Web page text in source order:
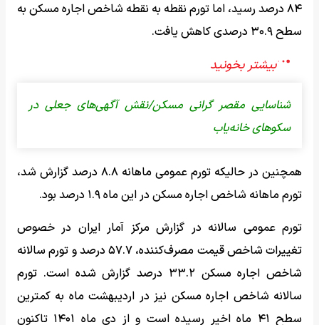
۸۴ درصد رسید، اما تورم نقطه به نقطه شاخص اجاره مسکن به
سطح ۳۰.۹ درصدی کاهش یافت.
شناسایی مقصر گرانی مسکن/نقش آگهی‌های جعلی در
سکوهای خانه‌یاب
همچنین در حالیکه تورم عمومی ماهانه ۸.۸ درصد گزارش شد،
تورم ماهانه شاخص اجاره مسکن در این ماه ۱.۹ درصد بود.
تورم عمومی سالانه در گزارش مرکز آمار ایران در خصوص
تغییرات شاخص قیمت مصرف‌کننده، ۵۷.۷ درصد و تورم سالانه
شاخص اجاره مسکن ۳۳.۲ درصد گزارش شده است. تورم
سالانه شاخص اجاره مسکن نیز در اردیبهشت ماه به کمترین
سطح ۴۱ ماه اخیر رسیده است و از دی ماه ۱۴۰۱ تاکنون